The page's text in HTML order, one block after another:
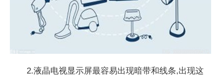
2.液晶电视显示屏最容易出现暗带和线条,出现这